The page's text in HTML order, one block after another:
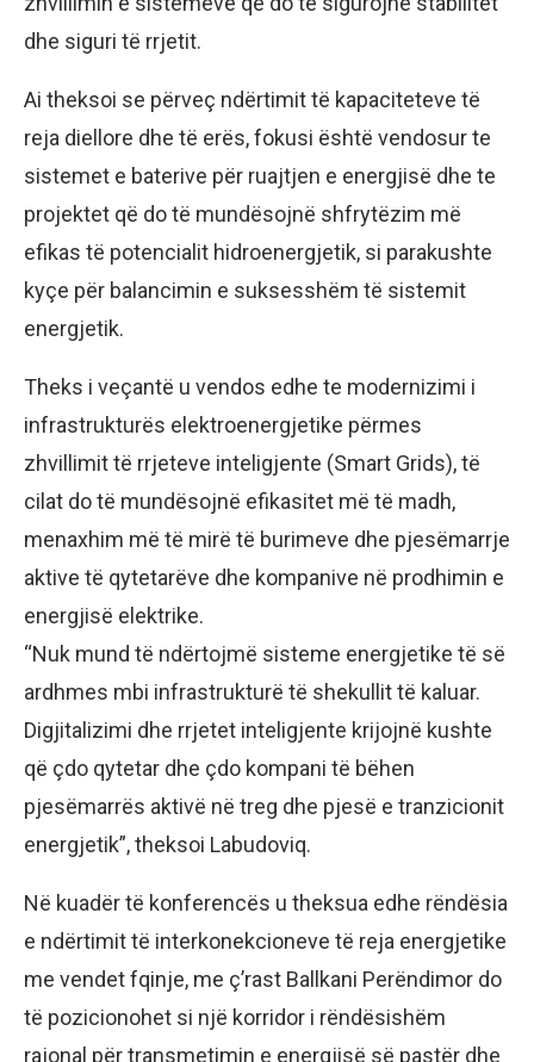
dhe siguri të rrjetit.
Ai theksoi se përveç ndërtimit të kapaciteteve të
reja diellore dhe të erës, fokusi është vendosur te
sistemet e baterive për ruajtjen e energjisë dhe te
projektet që do të mundësojnë shfrytëzim më
efikas të potencialit hidroenergjetik, si parakushte
kyçe për balancimin e suksesshëm të sistemit
energjetik.
Theks i veçantë u vendos edhe te modernizimi i
infrastrukturës elektroenergjetike përmes
zhvillimit të rrjeteve inteligjente (Smart Grids), të
cilat do të mundësojnë efikasitet më të madh,
menaxhim më të mirë të burimeve dhe pjesëmarrje
aktive të qytetarëve dhe kompanive në prodhimin e
energjisë elektrike.
“Nuk mund të ndërtojmë sisteme energjetike të së
ardhmes mbi infrastrukturë të shekullit të kaluar.
Digjitalizimi dhe rrjetet inteligjente krijojnë kushte
që çdo qytetar dhe çdo kompani të bëhen
pjesëmarrës aktivë në treg dhe pjesë e tranzicionit
energjetik”, theksoi Labudoviq.
Në kuadër të konferencës u theksua edhe rëndësia
e ndërtimit të interkonekcioneve të reja energjetike
me vendet fqinje, me ç’rast Ballkani Perëndimor do
të pozicionohet si një korridor i rëndësishëm
rajonal për transmetimin e energjisë së pastër dhe